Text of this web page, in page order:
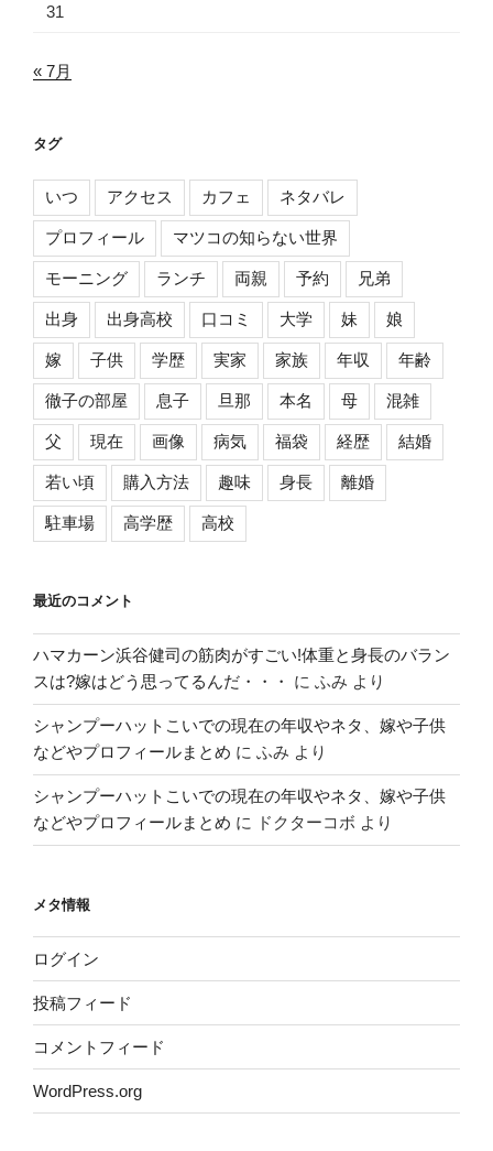
31
« 7月
タグ
いつ アクセス カフェ ネタバレ
プロフィール マツコの知らない世界
モーニング ランチ 両親 予約 兄弟
出身 出身高校 口コミ 大学 妹 娘
嫁 子供 学歴 実家 家族 年収 年齢
徹子の部屋 息子 旦那 本名 母 混雑
父 現在 画像 病気 福袋 経歴 結婚
若い頃 購入方法 趣味 身長 離婚
駐車場 高学歴 高校
最近のコメント
ハマカーン浜谷健司の筋肉がすごい!体重と身長のバラン
スは?嫁はどう思ってるんだ・・・
に ふみ より
シャンプーハットこいでの現在の年収やネタ、嫁や子供
などやプロフィールまとめ に ふみ より
シャンプーハットこいでの現在の年収やネタ、嫁や子供
などやプロフィールまとめ に ドクターコボ より
メタ情報
ログイン
投稿フィード
コメントフィード
WordPress.org